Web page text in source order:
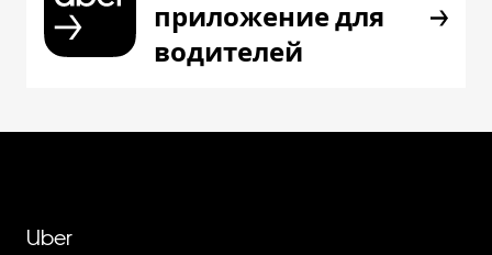
приложение для
водителей
Uber